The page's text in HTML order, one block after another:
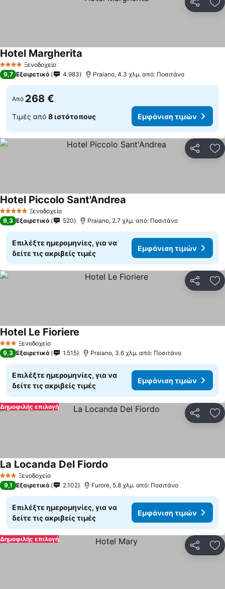
4 ΑστέριαΞενοδοχείο
Hotel Margherita
9,7 Εξαιρετικό 4.983 Praiano, 4.3 χλμ. από: Ποσιτάνο
Από 268 €
Τιμές από 8 ιστότοπους Εμφάνιση τιμών
5 Αστέρια Ξενοδοχείο
Hotel Piccolo Sant'Andrea
9,3 Εξαιρετικό 520 Praiano, 2.7 χλμ. από: Ποσιτάνο
Επιλέξτε ημερομηνίες, για να
δείτε τις ακριβείς τιμές
Εμφάνιση τιμών
3 ΑστέριαΞενοδοχείο
Hotel Le Fioriere
9,3 Εξαιρετικό 1.515 Praiano, 3.6 χλμ. από: Ποσιτάνο
Επιλέξτε ημερομηνίες, για να
δείτε τις ακριβείς τιμές
Εμφάνιση τιμών
Δημοφιλής επιλογή
3 ΑστέριαΞενοδοχείο
La Locanda Del Fiordo
9,1 Εξαιρετικό 2.102 Furore, 5.8 χλμ. από: Ποσιτάνο
Επιλέξτε ημερομηνίες, για να
δείτε τις ακριβείς τιμές
Εμφάνιση τιμών
Δημοφιλής επιλογή